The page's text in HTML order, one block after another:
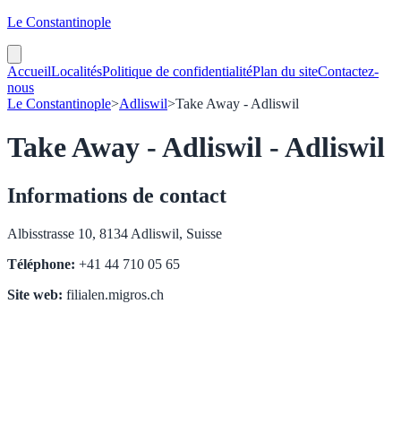
Le Constantinople
AccueilLocalitésPolitique de confidentialitéPlan du siteContactez-
nous
Le Constantinople>Adliswil>Take Away - Adliswil
Take Away - Adliswil - Adliswil
Informations de contact
Albisstrasse 10, 8134 Adliswil, Suisse
Téléphone: +41 44 710 05 65
Site web: filialen.migros.ch